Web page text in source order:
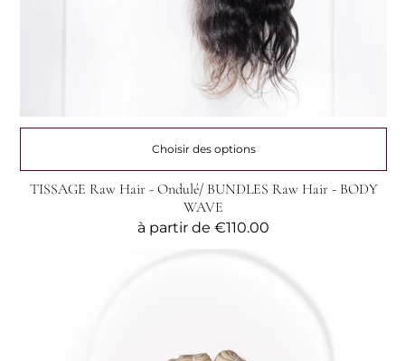
Choisir des options
TISSAGE Raw Hair - Ondulé/ BUNDLES Raw Hair - BODY
WAVE
Prix
à partir de €110.00